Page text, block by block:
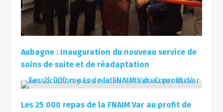
Aubagne : Inauguration du nouveau service de
soins de suite et de réadaptation
Les 25 000 repas de la FNAIM Var au profit de